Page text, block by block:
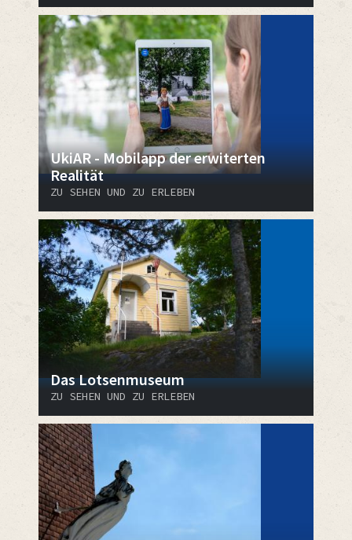
UkiAR - Mobilapp der erwiterten
Realität
ZU SEHEN UND ZU ERLEBEN
Das Lotsenmuseum
ZU SEHEN UND ZU ERLEBEN